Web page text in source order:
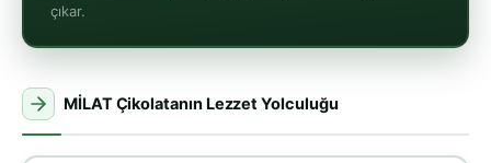
çıkar.
MİLAT Çikolatanın Lezzet Yolculuğu